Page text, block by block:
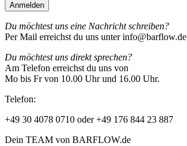
Du möchtest uns eine Nachricht schreiben?
Per Mail erreichst du uns unter info@barflow.de
Du möchtest uns direkt sprechen?
Am Telefon erreichst du uns von
Mo bis Fr von 10.00 Uhr und 16.00 Uhr.
Telefon:
+49 30 4078 0710 oder +49 176 844 23 887
Dein TEAM von BARFLOW.de